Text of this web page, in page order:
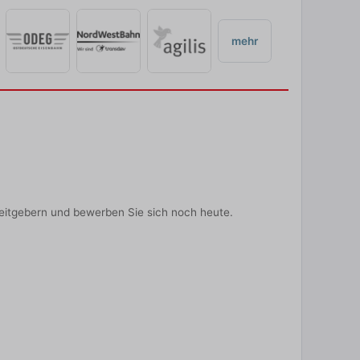
mehr
und bewerben Sie sich noch heute.